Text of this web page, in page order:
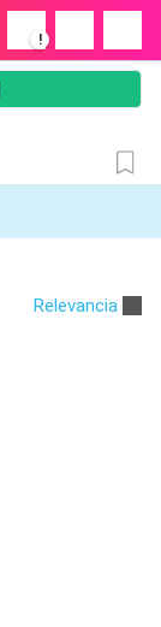
!
Relevancia